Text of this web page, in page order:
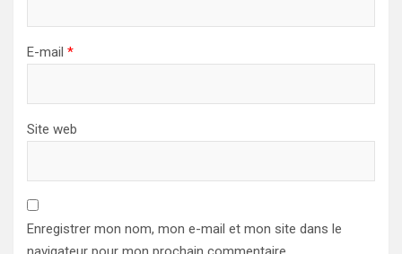
E-mail *
Site web
Enregistrer mon nom, mon e-mail et mon site dans le